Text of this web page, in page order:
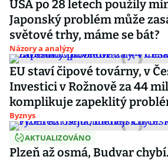
USA po 28 letech použily
Japonský problém může
světové trhy, máme se bát?
Názory a analýzy
EU staví čipové továrny, v
Investici v Rožnově za 44
komplikuje zapeklitý
Byznys
AKTUALIZOVÁNO
Plzeň až osmá, Budvar